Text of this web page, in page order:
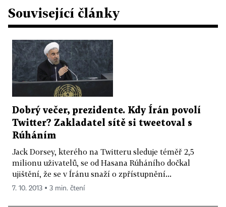
Související články
Dobrý večer, prezidente. Kdy Írán povolí
Twitter? Zakladatel sítě si tweetoval s
Rúháním
Jack Dorsey, kterého na Twitteru sleduje téměř 2,5
milionu uživatelů, se od Hasana Rúháního dočkal
ujištění, že se v Íránu snaží o zpřístupnění...
7. 10. 2013 ▪ 3 min. čtení